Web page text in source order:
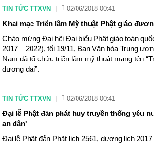
TIN TỨC TTXVN 02/06/2018 00:41
Khai mạc Triển lãm Mỹ thuật Phật giáo
Chào mừng Đại hội Đại biểu Phật giáo toàn
2017 – 2022), tối 19/11, Ban Văn hóa Trung
Nam đã tổ chức triển lãm mỹ thuật mang tên
đương đại”.
TIN TỨC TTXVN 02/06/2018 00:41
Đại lễ Phật đản phát huy truyền thống yêu
an dân'
Đại lễ Phật đản Phật lịch 2561, dương lịch